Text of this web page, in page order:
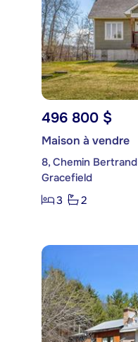
496 800 $
Maison à vendre
8, Chemin Bertrand
Gracefield
3
2